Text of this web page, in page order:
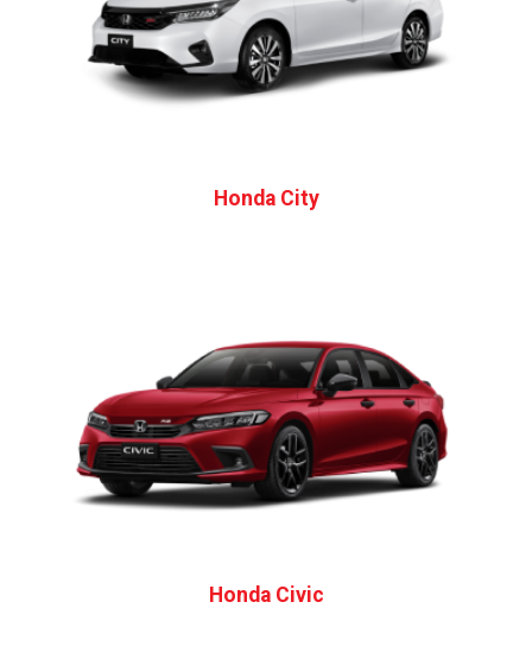
Honda City
Honda Civic